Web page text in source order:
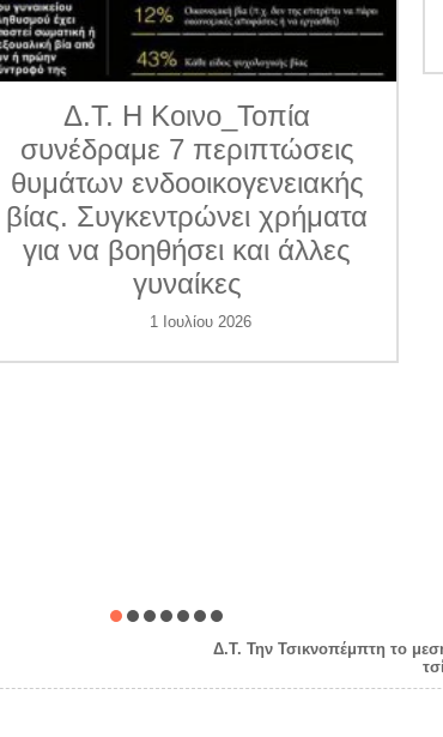
Δ.Τ. Η Κοινο_Τοπία
συνέδραμε 7 περιπτώσεις
θυμάτων ενδοοικογενειακής
βίας. Συγκεντρώνει χρήματα
για να βοηθήσει και άλλες
γυναίκες
1 Ιουλίου 2026
Δ.Τ. Την Τσικνοπέμπτη το